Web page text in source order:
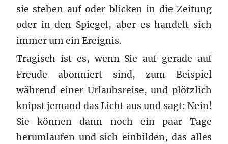
sie stehen auf oder blicken in die Zeitung
oder in den Spiegel, aber es handelt sich
immer um ein Ereignis.
Tragisch ist es, wenn Sie auf gerade auf
Freude abonniert sind, zum Beispiel
während einer Urlaubsreise, und plötzlich
knipst jemand das Licht aus und sagt: Nein!
Sie können dann noch ein paar Tage
herumlaufen und sich einbilden, das alles